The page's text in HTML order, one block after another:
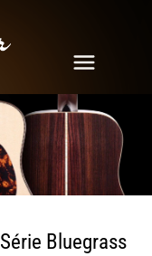
Série Bluegrass